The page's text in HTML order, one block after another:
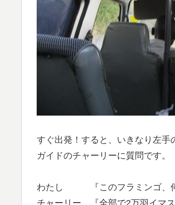
すぐ出発！すると、いきなり左
ガイドのチャーリーに質問です。
わたし 『このフラミンゴ、何
チャーリー 『全部で2万羽イマス